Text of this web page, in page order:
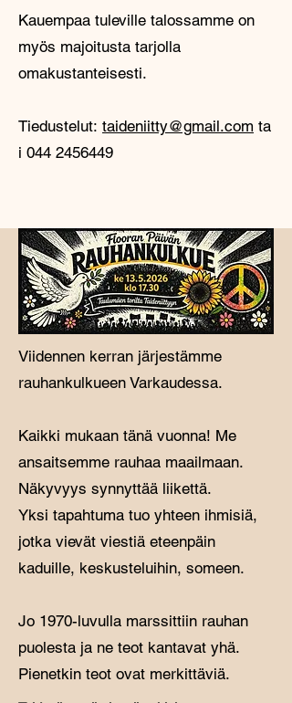
Kauempaa tuleville talossamme on
myös majoitusta tarjolla
omakustanteisesti.
Tiedustelut: taideniitty@gmail.com ta
i 044 2456449
Viidennen kerran järjestämme
rauhankulkueen Varkaudessa.
Kaikki mukaan tänä vuonna! Me
ansaitsemme rauhaa maailmaan.
Näkyvyys synnyttää liikettä.​
Yksi tapahtuma tuo yhteen ihmisiä,
jotka vievät viestiä eteenpäin
kaduille, keskusteluihin, someen.
Jo 1970-luvulla marssittiin rauhan
puolesta ja ne teot kantavat yhä. ​
Pienetkin teot ovat merkittäviä.